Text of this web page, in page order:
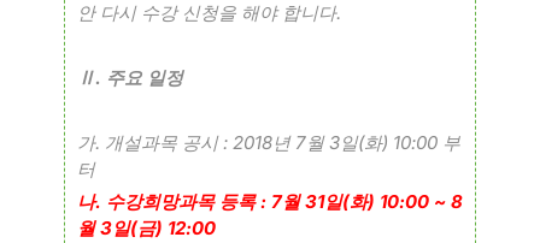
안 다시 수강 신청을 해야 합니다.
Ⅱ. 주요 일정
가. 개설과목 공시: 2018년 7월3일(화) 10:00 부
터
나. 수강희망과목 등록: 7월31일(화) 10:00 ~ 8
월3일(금) 12:00